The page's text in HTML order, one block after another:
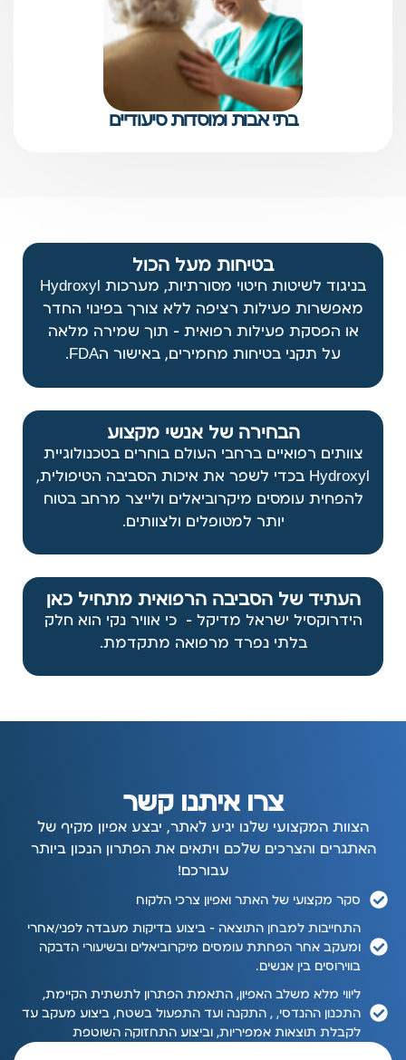
בתי אבות ומוסדות סיעודיים
בטיחות מעל הכול
בניגוד לשיטות חיטוי מסורתיות, מערכות Hydroxyl
מאפשרות פעילות רציפה ללא צורך בפינוי החדר
או הפסקת פעילות רפואית — תוך שמירה מלאה
על תקני בטיחות מחמירים, באישור הFDA.
הבחירה של אנשי מקצוע
צוותים רפואיים ברחבי העולם בוחרים בטכנולוגיית
Hydroxyl בכדי לשפר את איכות הסביבה הטיפולית,
להפחית עומסים מיקרוביאלים ולייצר מרחב בטוח
יותר למטופלים ולצוותים.
העתיד של הסביבה הרפואית מתחיל כאן
הידרוקסיל ישראל מדיקל – כי אוויר נקי הוא חלק
בלתי נפרד מרפואה מתקדמת.
צרו איתנו קשר
הצוות המקצועי שלנו יגיע לאתר, יבצע אפיון מקיף של
האתגרים והצרכים שלכם ויתאים את הפתרון הנכון ביותר
עבורכם!
סקר מקצועי של האתר ואפיון צרכי הלקוח
התחייבות למבחן התוצאה – ביצוע בדיקות מעבדה לפני/אחרי
ומעקב אחר הפחתת עומסים מיקרוביאלים ובשיעורי הדבקה
בווירוסים בין אנשים.
ליווי מלא משלב האפיון, התאמת הפתרון לתשתית הקיימת,
התכנון ההנדסי, , התקנה ועד התפעול בשטח, ביצוע מעקב עד
לקבלת תוצאות אמפיריות, וביצוע התחזוקה השוטפת